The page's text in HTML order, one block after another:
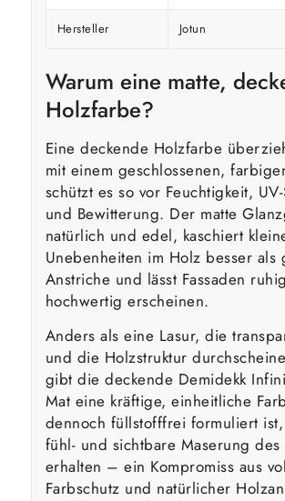
Hersteller Jotun
Warum eine matte,
Holzfarbe?
Eine deckende Holzfarbe
mit einem geschlossenen,
schützt es so vor Feuchtigkeit,
und Bewitterung. Der matte
natürlich und edel, kaschiert
Unebenheiten im Holz besser als
Anstriche und lässt Fassaden
hochwertig erscheinen.
Anders als eine Lasur, die
und die Holzstruktur
gibt die deckende Demidekk
Mat eine kräftige, einheitliche
dennoch füllstofffrei formuliert
fühl- und sichtbare Maserung des
erhalten – ein Kompromiss aus
Farbschutz und natürlicher